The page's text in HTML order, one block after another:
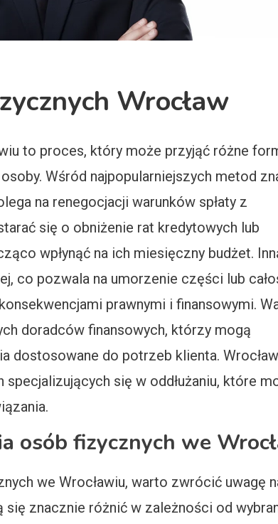
Wrocław
to proces, który może przyjąć różne
Wśród najpopularniejszych metod
na renegocjacji warunków spłaty z
się o obniżenie rat kredytowych lub
wpłynąć na ich miesięczny budżet.
co pozwala na umorzenie części lub
prawnymi i finansowymi.
doradców finansowych, którzy mogą
dostosowane do potrzeb klienta.
się w oddłużaniu, które
osób fizycznych we
we Wrocławiu, warto zwrócić uwagę
znacznie różnić w zależności od